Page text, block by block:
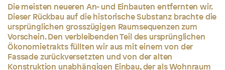
Die meisten neueren An- und Einbauten entfernten wir.
Dieser Rückbau auf die historische Substanz brachte die
ursprünglichen grosszügigen Raumsequenzen zum
Vorschein. Den verbleibenden Teil des ursprünglichen
Ökonomietrakts füllten wir aus mit einem von der
Fassade zurückversetzten und von der alten
Konstruktion unabhängigen Einbau, der als Wohnraum